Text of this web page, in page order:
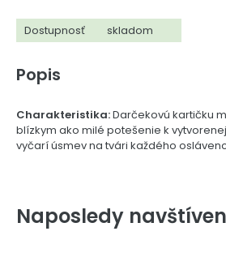
Dostupnosť skladom
Popis
Charakteristika:Darčekovú kartičku
blízkym ako milé potešenie k
vyčarí úsmev na tvári každého
Naposledy